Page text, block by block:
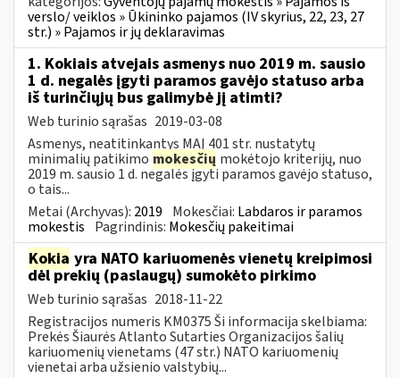
verslo/ veiklos » Ūkininko pajamos (IV skyrius, 22, 23, 27
str.) » Pajamos ir jų deklaravimas
1. Kokiais atvejais asmenys nuo 2019 m. sausio
1 d. negalės įgyti paramos gavėjo statuso arba
iš turinčiųjų bus galimybė jį atimti?
Web turinio sąrašas 2019-03-08
Asmenys, neatitinkantys MAĮ 401 str. nustatytų
minimalių patikimo mokesčių mokėtojo kriterijų, nuo
2019 m. sausio 1 d. negalės įgyti paramos gavėjo statuso,
o tais...
Metai (Archyvas): 2019 Mokesčiai: Labdaros ir paramos
mokestis Pagrindinis: Mokesčių pakeitimai
Kokia yra NATO kariuomenės vienetų kreipimosi
dėl prekių (paslaugų) sumokėto pirkimo
Web turinio sąrašas 2018-11-22
Registracijos numeris KM0375 Ši informacija skelbiama:
Prekės Šiaurės Atlanto Sutarties Organizacijos šalių
kariuomenių vienetams (47 str.) NATO kariuomenių
vienetai arba užsienio valstybių...